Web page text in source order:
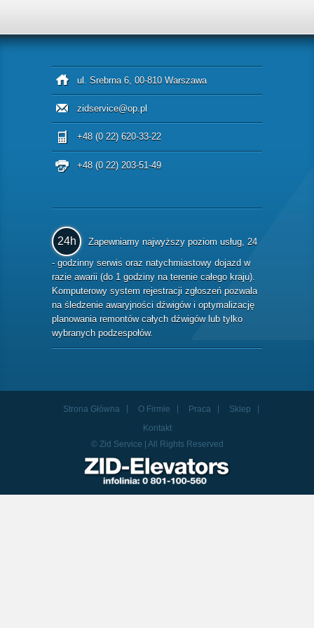
ul. Srebrna 6, 00-810 Warszawa
zidservice@op.pl
+48 (0 22) 620-33-22
+48 (0 22) 203-51-49
24h
Zapewniamy najwyższy poziom usług, 24
- godzinny serwis oraz natychmiastowy dojazd w
razie awarii (do 1 godziny na terenie całego kraju).
Komputerowy system rejestracji zgłoszeń pozwala
na śledzenie awaryjności dźwigów i optymalizację
planowania remontów całych dźwigów lub tylko
wybranych podzespołów.
Strona Główna O Firmie Praca
Sklep
Kontakt
© Zid Service | All Rights Reserved